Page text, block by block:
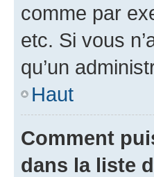
comme par
etc. Si vous
qu’un
Haut
Comment
dans la liste